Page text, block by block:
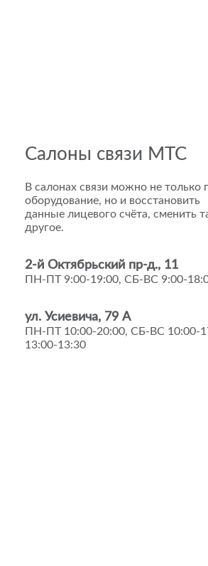
Салоны связи МТС
В салонах связи можно не только
оборудование, но и восстановить
данные лицевого счёта, сменить
другое.
2-й Октябрьский пр-д., 11
ПН-ПТ 9:00-19:00, СБ-ВС 9:00-
ул. Усиевича, 79 А
ПН-ПТ 10:00-20:00, СБ-ВС 10:00-
13:00-13:30